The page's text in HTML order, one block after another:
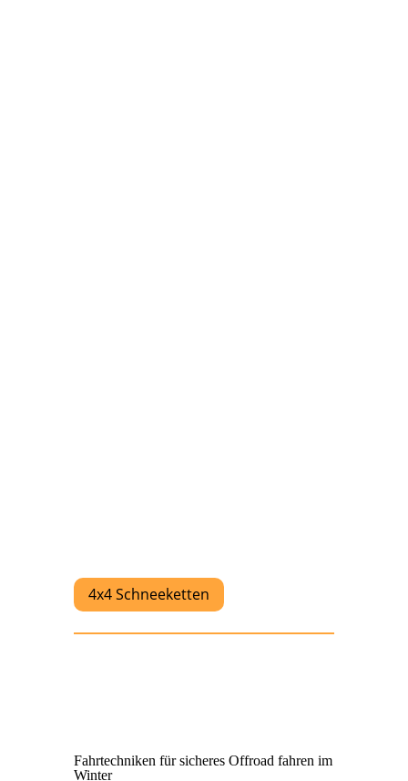
4x4 Schneeketten
Fahrtechniken für sicheres Offroad fahren im
Winter